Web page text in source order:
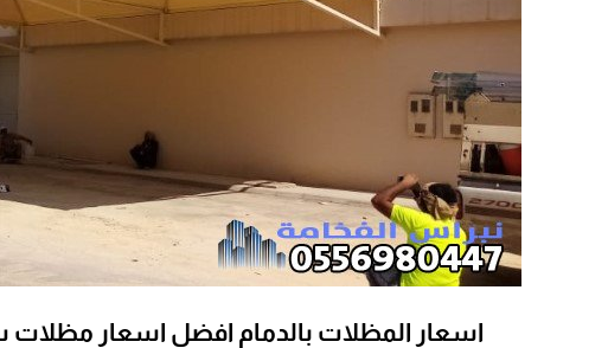
اسعار المظلات بالدمام افضل اسعار مظلات